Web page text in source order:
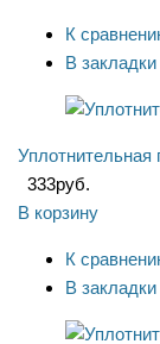
К
В закладки
Уплотнительная
333руб.
В корзину
К
В закладки